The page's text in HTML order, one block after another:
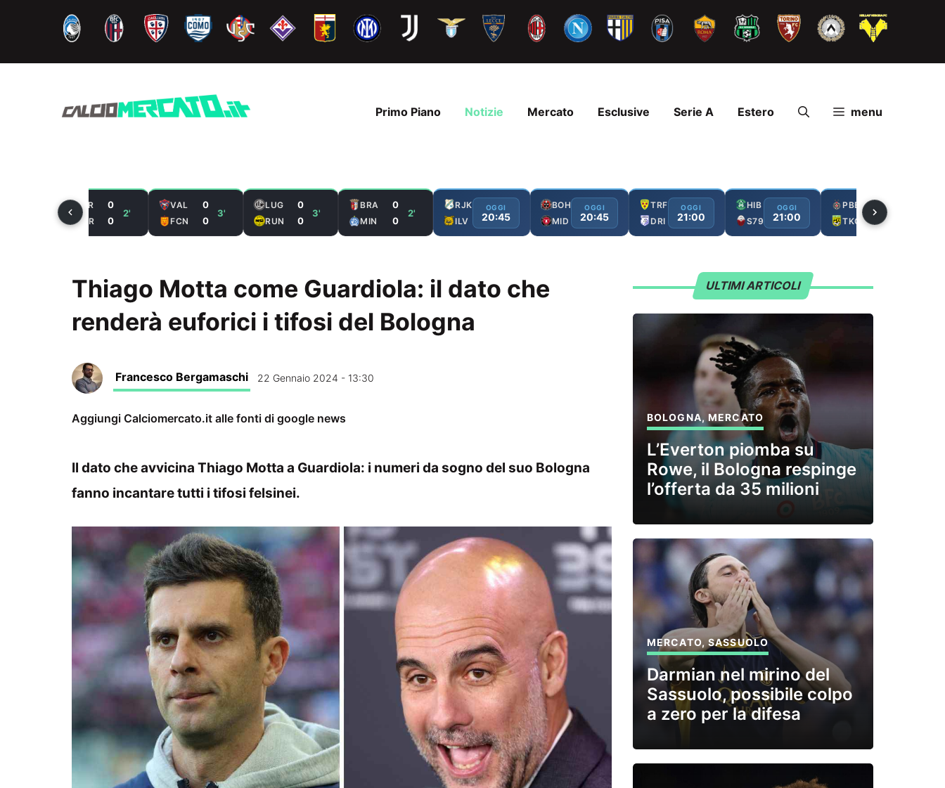
contenuto
Primo Piano Notizie Mercato Esclusive Serie A Estero menu
BOR 0
DNR 0
2'
VAL 0
FCN 0
3'
LUG 0
RUN 0
3'
BRA 0
MIN 0
2'
RJK
ILV
OGGI
20:45
BOH
MID
OGGI
20:45
TRF
DRI
OGGI
21:00
HIB
S79
OGGI
21:00
PBE
TKO
OGGI
21:00
Thiago Motta come Guardiola: il dato che
renderà euforici i tifosi del Bologna
Francesco Bergamaschi 22 Gennaio 2024 - 13:30
Aggiungi Calciomercato.it alle fonti di google news
Il dato che avvicina Thiago Motta a Guardiola: i numeri da sogno del suo Bologna
fanno incantare tutti i tifosi felsinei.
ULTIMI ARTICOLI
BOLOGNA, MERCATO
L’Everton piomba su
Rowe, il Bologna respinge
l’offerta da 35 milioni
MERCATO,SASSUOLO
Darmian nel mirino del
Sassuolo, possibile colpo
a zero per la difesa